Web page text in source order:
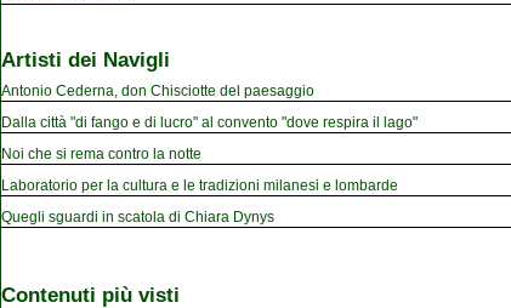
Artisti dei Navigli
Antonio Cederna, don Chisciotte del paesaggio
Dalla città "di fango e di lucro" al convento "dove respira il lago"
Noi che si rema contro la notte
Laboratorio per la cultura e le tradizioni milanesi e lombarde
Quegli sguardi in scatola di Chiara Dynys
Contenuti più visti